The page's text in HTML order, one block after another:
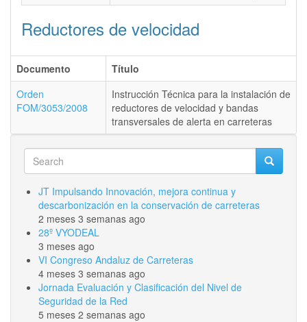
Reductores de velocidad
Documento
Título
Orden
FOM/3053/2008
Instrucción Técnica para la instalación de
reductores de velocidad y bandas
transversales de alerta en carreteras
Search
Search Search
JT Impulsando Innovación, mejora continua y
descarbonización en la conservación de carreteras
2 meses 3 semanas ago
28º VYODEAL
3 meses ago
VI Congreso Andaluz de Carreteras
4 meses 3 semanas ago
Jornada Evaluación y Clasificación del Nivel de
Seguridad de la Red
5 meses 2 semanas ago